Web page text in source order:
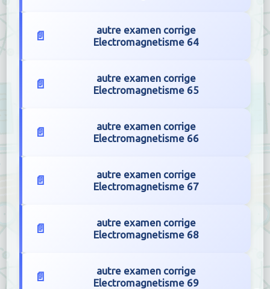
autre examen corrige
Electromagnetisme 64
autre examen corrige
Electromagnetisme 65
autre examen corrige
Electromagnetisme 66
autre examen corrige
Electromagnetisme 67
autre examen corrige
Electromagnetisme 68
autre examen corrige
Electromagnetisme 69